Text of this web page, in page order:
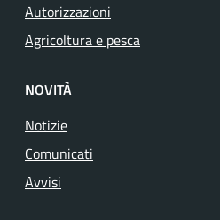
Autorizzazioni
Agricoltura e pesca
NOVITÀ
Notizie
Comunicati
Avvisi